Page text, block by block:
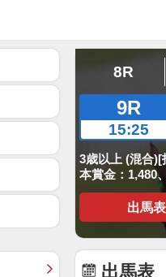
8R
9R
15:25
3歳以上 (混合)[
本賞金：1,480
出馬表
出馬表